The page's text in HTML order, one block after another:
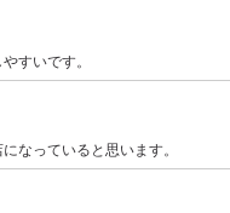
すいです。
なっていると思います。